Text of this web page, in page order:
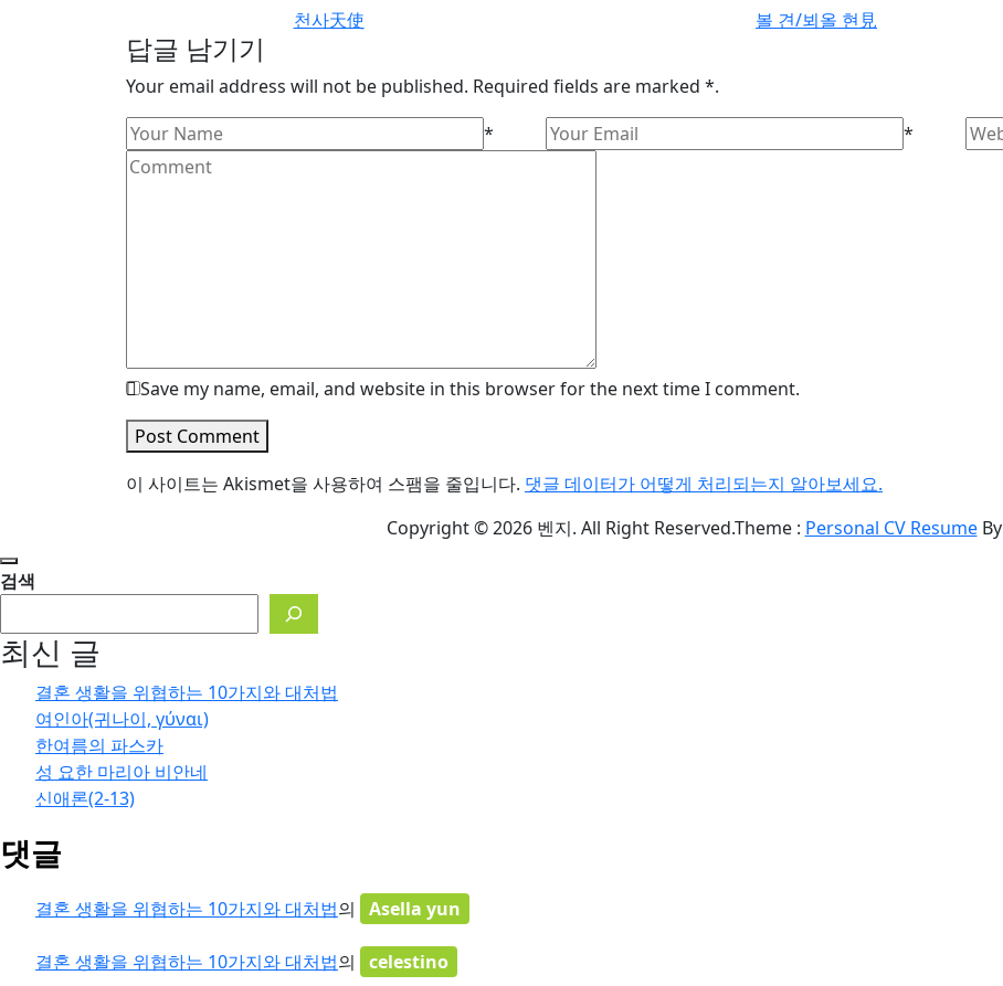
천사天使 볼 견/뵈올 현見
답글 남기기
Your email address will not be published. Required fields are marked *.
*
*
Save my name, email, and website in this browser for the next time I comment.
Post Comment
이 사이트는 Akismet을 사용하여 스팸을 줄입니다. 댓글 데이터가 어떻게 처리되는지 알아보세요.
Copyright © 2026 벤지. All Right Reserved.Theme : Personal CV ResumeBy
검색
최신 글
결혼 생활을 위협하는 10가지와 대처법
여인아(귀나이, γύναι)
한여름의 파스카
성 요한 마리아 비안네
신애론(2-13)
댓글
결혼 생활을 위협하는 10가지와 대처법의 Asella yun
결혼 생활을 위협하는 10가지와 대처법의 celestino